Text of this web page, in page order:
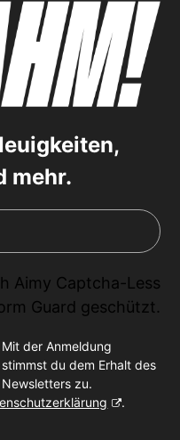
mehr.
Aimy Captcha-Less
Guard geschützt.
Mit der Anmeldung
stimmst du dem Erhalt des
Newsletters zu.
.